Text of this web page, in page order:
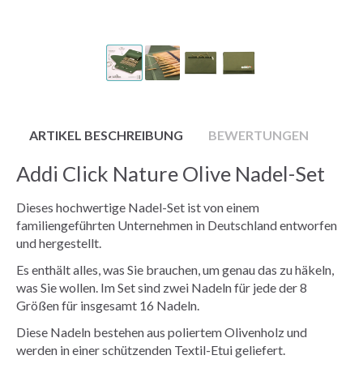
ARTIKEL BESCHREIBUNG BEWERTUNGEN
Addi Click Nature Olive Nadel-Set
Dieses hochwertige Nadel-Set ist von einem
familiengeführten Unternehmen in Deutschland entworfen
und hergestellt.
Es enthält alles, was Sie brauchen, um genau das zu häkeln,
was Sie wollen. Im Set sind zwei Nadeln für jede der 8
Größen für insgesamt 16 Nadeln.
Diese Nadeln bestehen aus poliertem Olivenholz und
werden in einer schützenden Textil-Etui geliefert.